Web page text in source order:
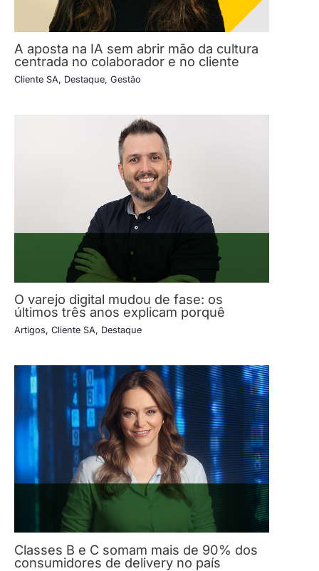
A aposta na IA sem abrir mão da cultura
centrada no colaborador e no cliente
Cliente SA, Destaque, Gestão
O varejo digital mudou de fase: os
últimos três anos explicam porquê
Artigos, Cliente SA, Destaque
Classes B e C somam mais de 90% dos
consumidores de delivery no país